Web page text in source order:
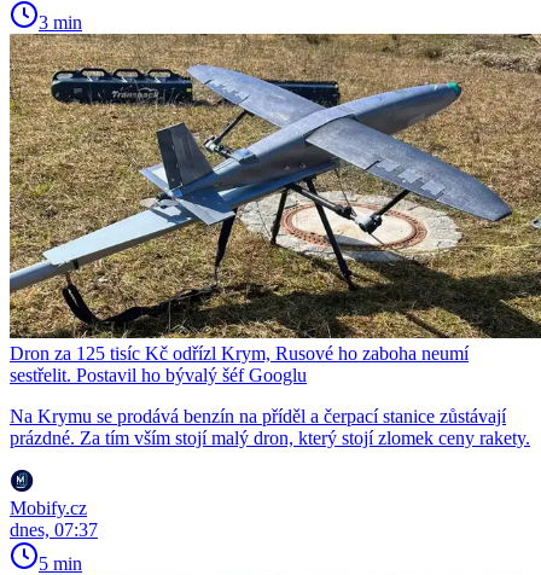
3 min
Dron za 125 tisíc Kč odřízl Krym, Rusové ho zaboha neumí
sestřelit. Postavil ho bývalý šéf Googlu
Na Krymu se prodává benzín na příděl a čerpací stanice zůstávají
prázdné. Za tím vším stojí malý dron, který stojí zlomek ceny rakety.
Mobify.cz
dnes, 07:37
5 min